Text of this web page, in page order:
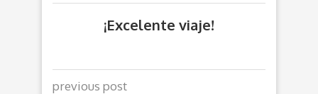
¡Excelente viaje!
previous post